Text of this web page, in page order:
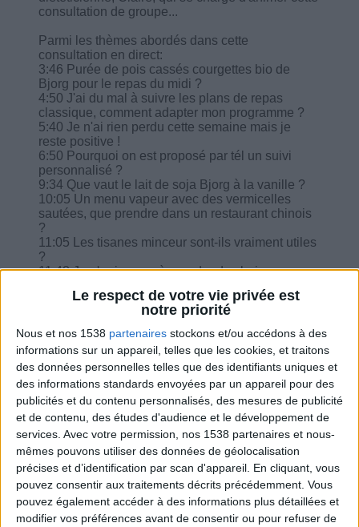
Le respect de votre vie privée est
notre priorité
Nous et nos 1538 partenaires stockons et/ou accédons à des
informations sur un appareil, telles que les cookies, et traitons
des données personnelles telles que des identifiants uniques et
des informations standards envoyées par un appareil pour des
publicités et du contenu personnalisés, des mesures de publicité
et de contenu, des études d'audience et le développement de
services. Avec votre permission, nos 1538 partenaires et nous-
mêmes pouvons utiliser des données de géolocalisation
précises et d’identification par scan d'appareil. En cliquant, vous
pouvez consentir aux traitements décrits précédemment. Vous
pouvez également accéder à des informations plus détaillées et
modifier vos préférences avant de consentir ou pour refuser de
consultation de groupe...
Parmi les thèmes abordés dans cette
consultation en direct:
3:46 Purée de pois cassés courgettes bio de
Bjorg pour le repas du midi ?
4:50 J'ai du mal à suivre les plans de repas
classique, comment adapter mon programme ?
5:40 Je n'ai rien perdu cette semaine mais je
reste positive !
6:50 Pourquoi on est proposé par tél un suivi
personnalisé ?
9:34 Que vaut le lait de soja Bjorg à la vanille ?
10:05 Un menu vapeur avec des vermicelles
sautées, que prendre dans un restaurant chinois
?
11:05 Les tisanes minceur sont-ils vraiment utiles
?
11:48 Je n'arrive pas à prendre des boissons
13:19 Que je dois faire pour les écarts vu que je
14:46 Comment compter un huitième de tarte aux
épinards ?
Combien de kilos souhaitez-vous perdre ?
Moins de
5 kilos
De 5 à 10
kilos
Plus de
10 kilos